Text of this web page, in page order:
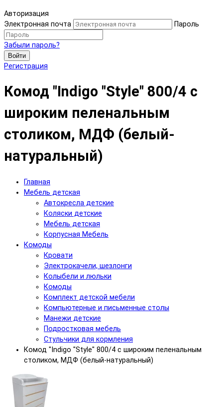
Авторизация
Электронная почта
Пароль
Забыли пароль?
Войти
Регистрация
Комод "Indigo "Style" 800/4 с
широким пеленальным
столиком, МДФ (белый-
натуральный)
Главная
Мебель детская
Автокресла детские
Коляски детские
Мебель детская
Корпусная Мебель
Комоды
Кровати
Электрокачели, шезлонги
Колыбели и люльки
Комоды
Комплект детской мебели
Компьютерные и письменные столы
Манежи детские
Подростковая мебель
Стульчики для кормления
Комод "Indigo "Style" 800/4 с широким пеленальным
столиком, МДФ (белый-натуральный)